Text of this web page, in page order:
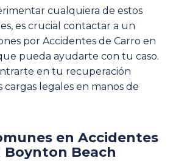
cualquiera de estos
es crucial contactar a un
por Accidentes de Carro en
pueda ayudarte con tu caso.
en tu recuperación
cargas legales en manos de
en Accidentes
Boynton Beach